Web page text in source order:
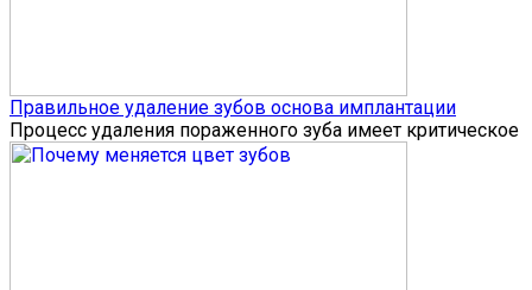
Правильное удаление зубов основа имплантации
Процесс удаления пораженного зуба имеет критическое